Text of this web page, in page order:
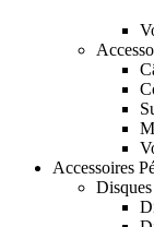
Accessoires